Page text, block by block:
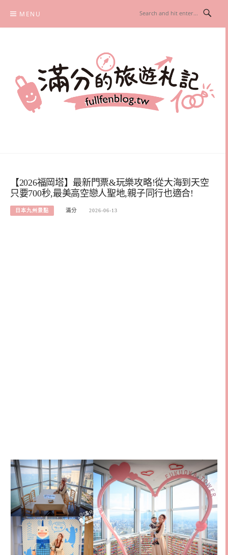
content
MENU
【2026福岡塔】最新門票&玩樂攻略!從大海到天空
只要700秒,最美高空戀人聖地,親子同行也適合!
日本九州景點 滿分 2026-06-13